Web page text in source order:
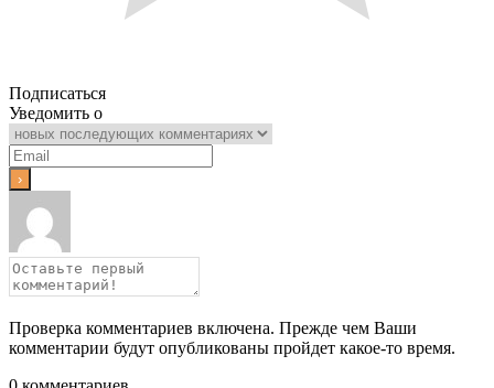
Подписаться
Уведомить о
Проверка комментариев включена. Прежде чем Ваши
комментарии будут опубликованы пройдет какое-то время.